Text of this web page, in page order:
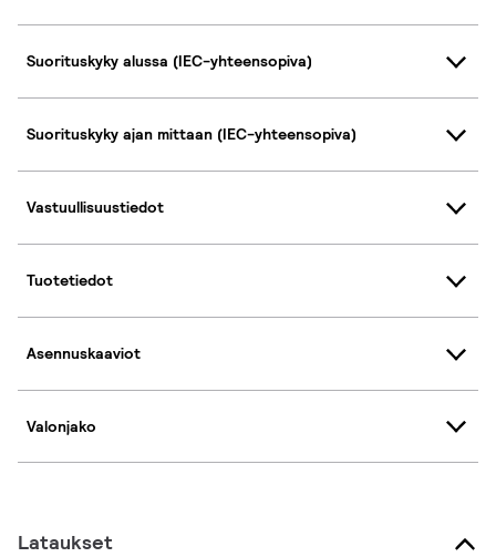
Suorituskyky alussa (IEC-yhteensopiva)
Suorituskyky ajan mittaan (IEC-yhteensopiva)
Vastuullisuustiedot
Tuotetiedot
Asennuskaaviot
Valonjako
Lataukset